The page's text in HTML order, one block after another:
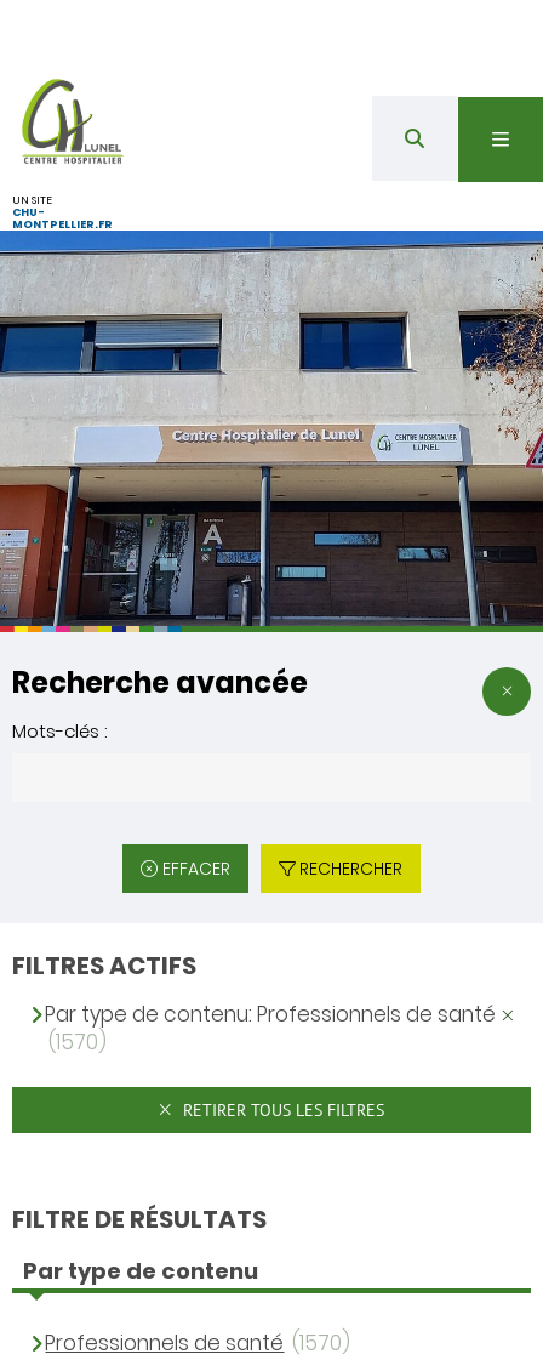
UN SITE
CHU-
MONTPELLIER.FR
Recherche avancée
Mots-clés :
EFFACER RECHERCHER
FILTRES ACTIFS
Par type de contenu: Professionnels de santé
(1570)
RETIRER TOUS LES FILTRES
FILTRE DE RÉSULTATS
Par type de contenu
Professionnels de santé (1570)